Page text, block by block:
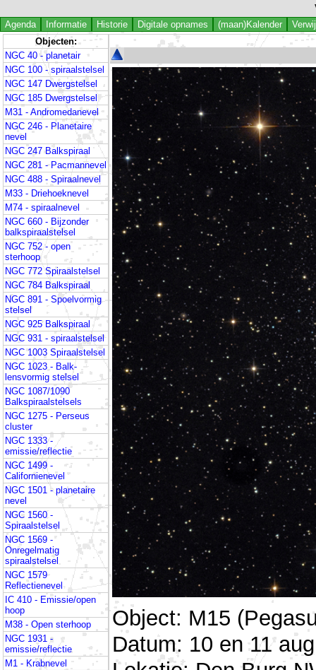
Agenda Informatie Historie Digitale opnames (maan)Kalender
Objecten:
NGC 40 - planetair
NGC 100 - spiraalstelsel
NGC 147 Dwergstelsel
NGC 185 Dwergstelsel
M31 - Andromedanevel
NGC 246 - Planetaire
nevel
NGC 247 Balkspiraal
NGC 281 - Pacmannevel
NGC 488 - Spiraalnevel
M33 - Driehoeknevel
M74 - spiraalnevel
NGC 660 - Bijzonder
balkspiraalstelsel
NGC 752 - open
sterhoop
NGC 772 Spiraalstelsel
NGC 784 Balkspiraal
NGC 891 - Spoelvormig
stelsel
NGC 925 Balkspiraal
NGC 931 - spiraalstelsel
NGC 1003 Spiraalstelsel
NGC 1023 - Balk-
lensvormig stelsel
NGC 1087/1090
Balkspiraalstelsels
NGC 1275 - Perseus
cluster
NGC 1333 -
emissie/reflectie
NGC 1499 -
Californienevel
NGC 1501 - planetaire
nevel
NGC 1560 -
Spiraalstelsel
NGC 1569 -
Onregelmatig
spiraalstelsel
NGC 1579
Reflectienevel
IC 410 - Emissie/open
hoop
M38 - Open sterhoop
NGC 1931 -
emissie/reflectie
M1 - Krabnevel
Object: M15
Datum: 10 en 11